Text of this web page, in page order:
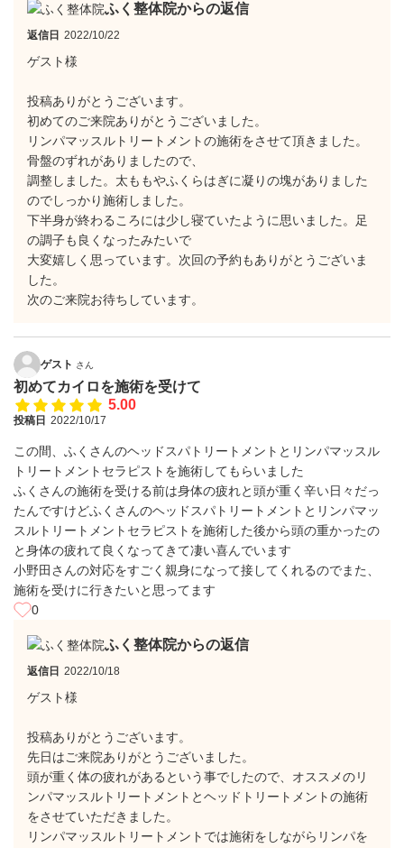
ふく整体院からの返信
返信日 2022/10/22
ゲスト様
投稿ありがとうございます。
初めてのご来院ありがとうございました。
リンパマッスルトリートメントの施術をさせて頂きました。
骨盤のずれがありましたので、
調整しました。太ももやふくらはぎに凝りの塊がありました
のでしっかり施術しました。
下半身が終わるころには少し寝ていたように思いました。足
の調子も良くなったみたいで
大変嬉しく思っています。次回の予約もありがとうございま
した。
次のご来院お待ちしています。
ゲスト さん
初めてカイロを施術を受けて
5.00
投稿日 2022/10/17
この間、ふくさんのヘッドスパトリートメントとリンパマッスル
トリートメントセラピストを施術してもらいました
ふくさんの施術を受ける前は身体の疲れと頭が重く辛い日々だっ
たんですけどふくさんのヘッドスパトリートメントとリンパマッ
スルトリートメントセラピストを施術した後から頭の重かったの
と身体の疲れて良くなってきて凄い喜んでいます
小野田さんの対応をすごく親身になって接してくれるのでまた、
施術を受けに行きたいと思ってます
0
ふく整体院からの返信
返信日 2022/10/18
ゲスト様
投稿ありがとうございます。
先日はご来院ありがとうございました。
頭が重く体の疲れがあるという事でしたので、オススメのリ
ンパマッスルトリートメントとヘッドトリートメントの施術
をさせていただきました。
リンパマッスルトリートメントでは施術をしながらリンパを